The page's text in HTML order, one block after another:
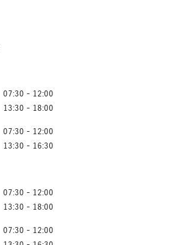
07:30 - 12:00
13:30 - 18:00
07:30 - 12:00
13:30 - 16:30
07:30 - 12:00
13:30 - 18:00
07:30 - 12:00